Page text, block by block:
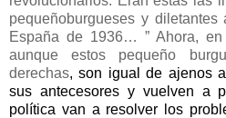
pequeñoburgueses y
España de 1936… ” Ahora,
aunque estos pequeño
derechas, son igual de ajenos
sus antecesores y vuelven a
política van a resolver los